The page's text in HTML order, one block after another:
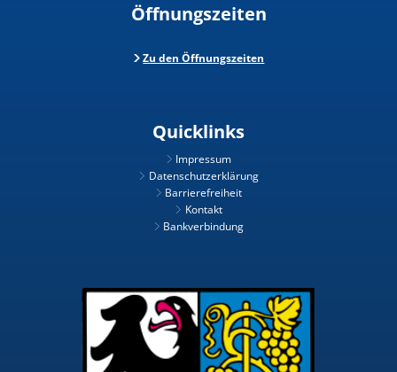
Öffnungszeiten
Zu den Öffnungszeiten
Quicklinks
Impressum
Datenschutzerklärung
Barrierefreiheit
Kontakt
Bankverbindung